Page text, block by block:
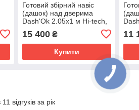
Готовий збірний навіс
(дашок) над дверима
Dash'Ok 2.05x1 м Hi-tech,
моноліт 3 мм, бронза
15 400₴
Купити
11
відгуків за рік